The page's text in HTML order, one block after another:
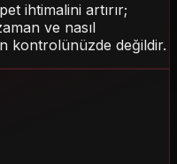
ihtimalini artırır;
ve nasıl
kontrolünüzde değildir.